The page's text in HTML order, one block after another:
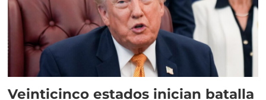
Veinticinco estados inician batalla